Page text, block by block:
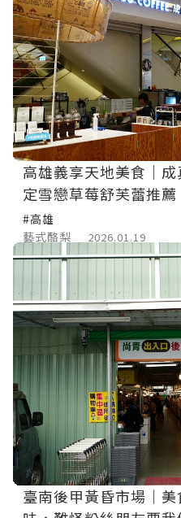
高雄義享天地美食｜
定雪戀草莓舒芙蕾推薦
#高雄
藝式酪梨
2026.01.19
臺南後甲黃昏市場｜